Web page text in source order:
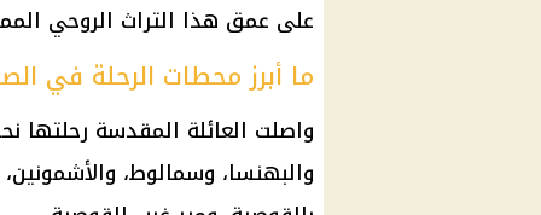
على عمق هذا التراث الروحي
ما أبرز محطات الرحلة في
واصلت العائلة المقدسة رحلتها
والبهنسا، وسمالوط،